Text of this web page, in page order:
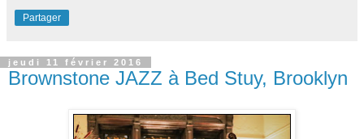
Partager
jeudi 11 février 2016
Brownstone JAZZ à Bed Stuy, Brooklyn